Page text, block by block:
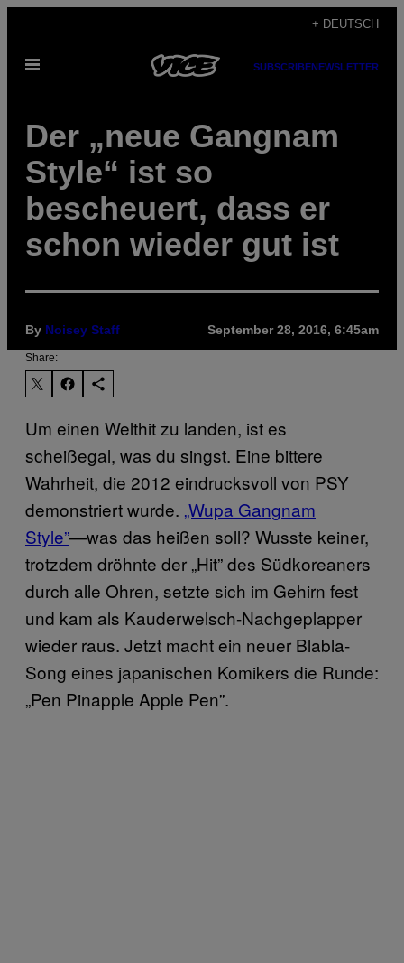
content
+ DEUTSCH
Open
SUBSCRIBENEWSLETTER
Der „neue Gangnam
Style“ ist so
bescheuert, dass er
schon wieder gut ist
By Noisey Staff September 28, 2016, 6:45am
Share:
Um einen Welthit zu landen, ist es
scheißegal, was du singst. Eine bittere
Wahrheit, die 2012 eindrucksvoll von PSY
demonstriert wurde. „Wupa Gangnam
Style”—was das heißen soll? Wusste keiner,
trotzdem dröhnte der „Hit” des Südkoreaners
durch alle Ohren, setzte sich im Gehirn fest
und kam als Kauderwelsch-Nachgeplapper
wieder raus. Jetzt macht ein neuer Blabla-
Song eines japanischen Komikers die Runde:
„Pen Pinapple Apple Pen”.